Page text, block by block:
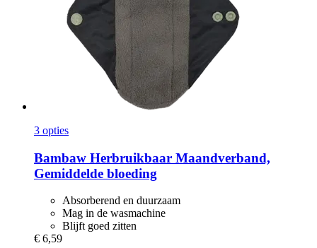
3 opties
Bambaw Herbruikbaar Maandverband,
Gemiddelde bloeding
Absorberend en duurzaam
Mag in de wasmachine
Blijft goed zitten
€ 6,59